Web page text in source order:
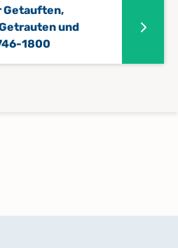
Getauften,
und
1800